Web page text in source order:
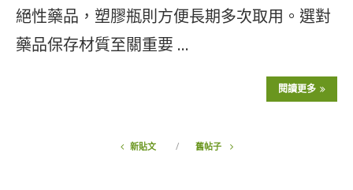
絕性藥品，塑膠瓶則方便長期多次取用。選對
藥品保存材質至關重要 …
閱讀更多
新貼文 舊帖子